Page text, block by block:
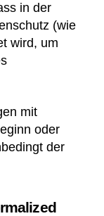
in der
(wie
wird, um
mit
oder
der